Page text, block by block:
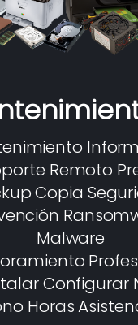
Remoto
Copia
Malware
Configurar
Horas